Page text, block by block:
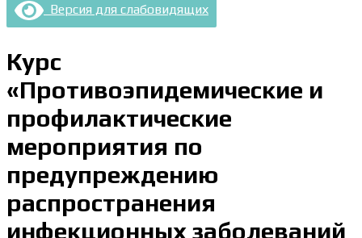
Версия для слабовидящих
Курс
«Противоэпидемические и
профилактические
мероприятия по
предупреждению
распространения
инфекционных заболеваний